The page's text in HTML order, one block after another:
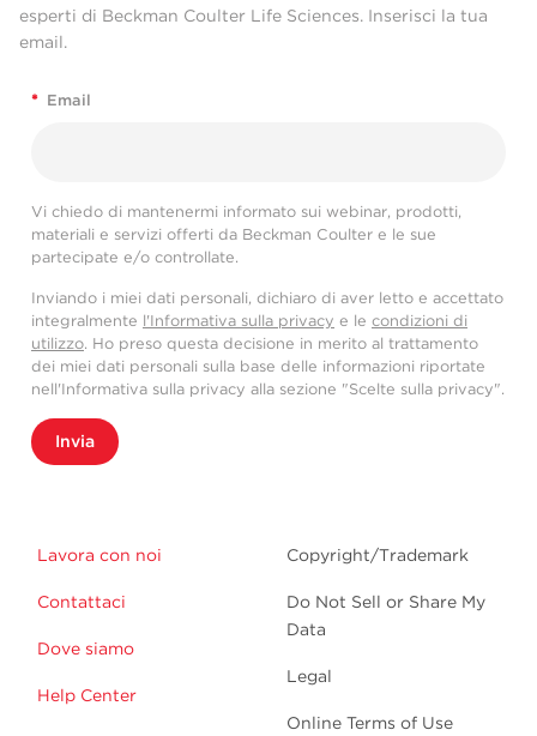
esperti di Beckman Coulter Life Sciences. Inserisci la tua
email.
* Email
Vi chiedo di mantenermi informato sui webinar, prodotti,
materiali e servizi offerti da Beckman Coulter e le sue
partecipate e/o controllate.
Inviando i miei dati personali, dichiaro di aver letto e accettato
integralmente l'Informativa sulla privacy e le condizioni di
utilizzo. Ho preso questa decisione in merito al trattamento
dei miei dati personali sulla base delle informazioni riportate
nell'Informativa sulla privacy alla sezione "Scelte sulla privacy".
Invia
Lavora con noi
Contattaci
Dove siamo
Help Center
Copyright/Trademark
Do Not Sell or Share My
Data
Legal
Online Terms of Use